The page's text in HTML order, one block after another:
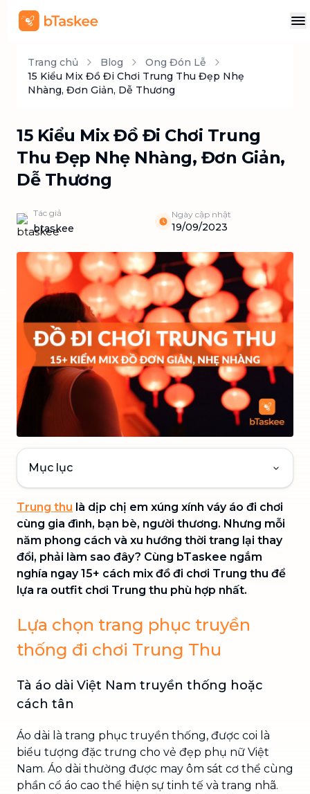
Trang chủ Blog
Ong Đón Lễ
15 Kiểu Mix Đồ Đi Chơi Trung Thu Đẹp Nhẹ
Nhàng, Đơn Giản, Dễ Thương
15 Kiểu Mix Đồ Đi Chơi Trung
Thu Đẹp Nhẹ Nhàng, Đơn Giản,
Dễ Thương
Tác giả
btaskee
Ngày cập nhật
19/09/2023
Mục lục
Trung thu là dịp chị em xúng xính váy áo đi chơi
cùng gia đình, bạn bè, người thương. Nhưng mỗi
năm phong cách và xu hướng thời trang lại thay
đổi, phải làm sao đây? Cùng bTaskee ngắm
nghía ngay 15+ cách mix đồ đi chơi Trung thu để
lựa ra outfit chơi Trung thu phù hợp nhất.
Lựa chọn trang phục truyền
thống đi chơi Trung Thu
Tà áo dài Việt Nam truyền thống hoặc
cách tân
Áo dài là trang phục truyền thống, được coi là
biểu tượng đặc trưng cho vẻ đẹp phụ nữ Việt
Nam. Áo dài thường được may ôm sát cơ thể cùng
phần cổ áo cao thể hiện sự tinh tế và trang nhã.